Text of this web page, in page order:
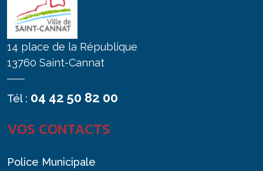
14 place de la République
13760 Saint-Cannat
Tél : 04 42 50 82 00
VOS CONTACTS
Police Municipale